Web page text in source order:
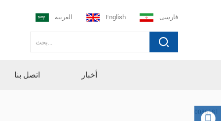
العربية English فارسی
اتصل بنا أخبار
0086181